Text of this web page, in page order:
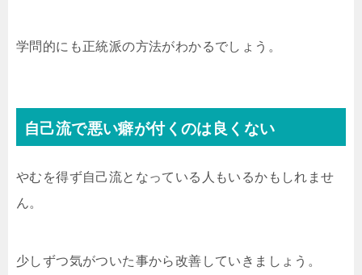
学問的にも正統派の方法がわかるでしょう。
自己流で悪い癖が付くのは良くない
やむを得ず自己流となっている人もいるかもしれませ
ん。
少しずつ気がついた事から改善していきましょう。